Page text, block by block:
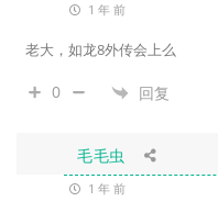
1 年 前
老大，如龙8外传会上么
0 回复
毛毛虫
1 年 前